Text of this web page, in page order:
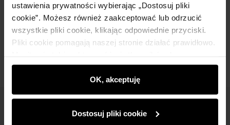
ustawienia prywatności wybierając „Dostosuj pliki
cookie”. Możesz również zaakceptować lub odrzucić
wszystkie pliki cookie, klikając odpowiednie przyciski.
Pliki cookie pomagają naszej stronie działać prawidłowo.
wyświetlać im dopasowane do ich preferencji treści,
rekomendacje oraz komunikaty reklamowe informujące o
najnowszych promocjach w e-sklepie. Informacje o tym,
partnerom społecznościowym, reklamowym i
OK, akceptuję
Dostosuj pliki cookie
Wybierz rozmiar
Dodaj do koszyka
Newsletter